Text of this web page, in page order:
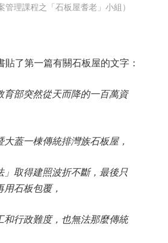
管理課程之「石板屋耆老」小組）
了第一篇有關石板屋的文字：
育部突然從天而降的一百萬資
蓋一棟傳統排灣族石板屋，
」取得建照波折不斷，最後只
石板包覆，
和行政難度，也無法那麼傳統